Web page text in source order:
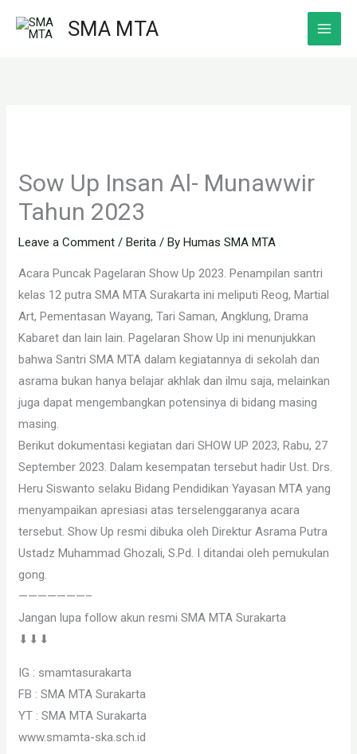
SMA MTA
Sow Up Insan Al- Munawwir
Tahun 2023
Leave a Comment /Berita / ByHumas SMA MTA
Acara Puncak Pagelaran Show Up 2023. Penampilan santri
kelas 12 putra SMA MTA Surakarta ini meliputi Reog, Martial
Art, Pementasan Wayang, Tari Saman, Angklung, Drama
Kabaret dan lain lain. Pagelaran Show Up ini menunjukkan
bahwa Santri SMA MTA dalam kegiatannya di sekolah dan
asrama bukan hanya belajar akhlak dan ilmu saja, melainkan
juga dapat mengembangkan potensinya di bidang masing
masing.
Berikut dokumentasi kegiatan dari SHOW UP 2023, Rabu, 27
September 2023. Dalam kesempatan tersebut hadir Ust. Drs.
Heru Siswanto selaku Bidang Pendidikan Yayasan MTA yang
menyampaikan apresiasi atas terselenggaranya acara
tersebut. Show Up resmi dibuka oleh Direktur Asrama Putra
Ustadz Muhammad Ghozali, S.Pd. I ditandai oleh pemukulan
gong.
———————–
Jangan lupa follow akun resmi SMA MTA Surakarta
⬇⬇⬇
IG : smamtasurakarta
FB : SMA MTA Surakarta
YT : SMA MTA Surakarta
www.smamta-ska.sch.id